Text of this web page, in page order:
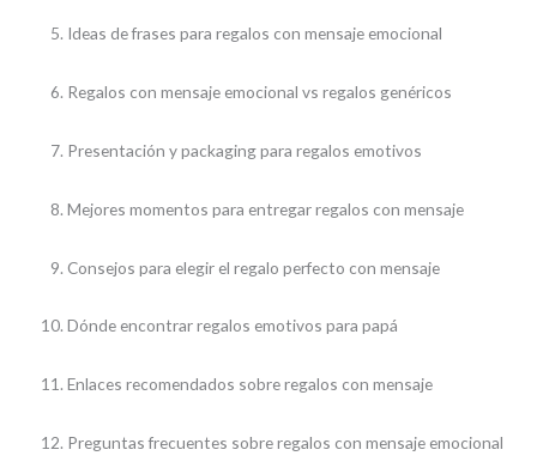
Ideas de frases para regalos con mensaje emocional
Regalos con mensaje emocional vs regalos genéricos
Presentación y packaging para regalos emotivos
Mejores momentos para entregar regalos con mensaje
Consejos para elegir el regalo perfecto con mensaje
Dónde encontrar regalos emotivos para papá
Enlaces recomendados sobre regalos con mensaje
Preguntas frecuentes sobre regalos con mensaje emocional